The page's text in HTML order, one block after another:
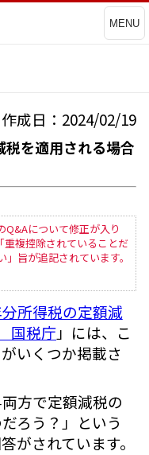
MENU
作成日：2024/02/19
を適用される場合
Q&Aについて修正が入り
重複控除されていることだ
旨が追記されています。
所得税の定額減
国税庁」には、こ
いくつか掲載さ
方で定額減税の
ろう？」という
がされています。